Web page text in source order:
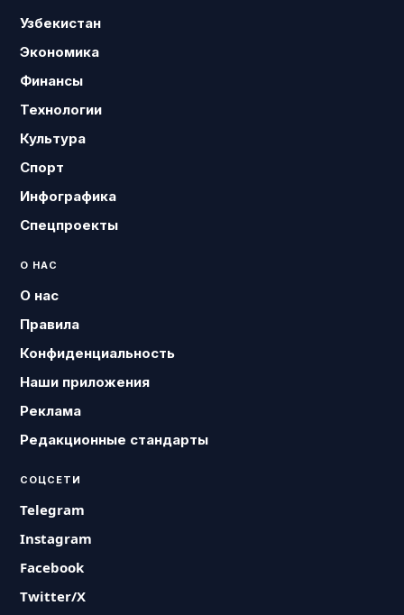
Узбекистан
Экономика
Финансы
Технологии
Культура
Спорт
Инфографика
Спецпроекты
О НАС
О нас
Правила
Конфиденциальность
Наши приложения
Реклама
Редакционные стандарты
СОЦСЕТИ
Telegram
Instagram
Facebook
Twitter/X